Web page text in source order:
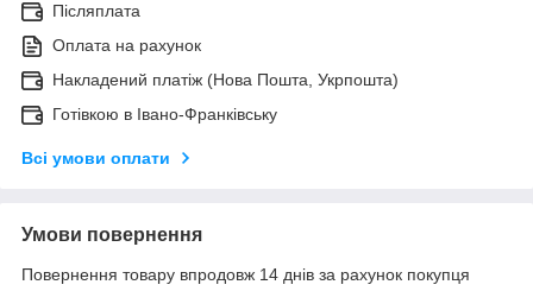
Післяплата
Оплата на рахунок
Накладений платіж (Нова Пошта, Укрпошта)
Готівкою в Івано-Франківську
Всі умови оплати
Умови повернення
Повернення товару впродовж 14 днів за рахунок покупця